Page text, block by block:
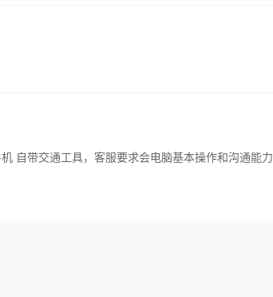
自带交通工具，客服要求会电脑基本操作和沟通能力